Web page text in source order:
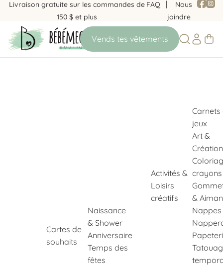
Livraison gratuite sur les commandes de
150 $ et plus
FAQ
Nous
joindre
Cartes de
souhaits
Naissance
& Shower
Anniversaire
Temps des
fêtes
Activités &
Loisirs
créatifs
Carnets
jeux
Art &
Création
crayons
&
Nappes